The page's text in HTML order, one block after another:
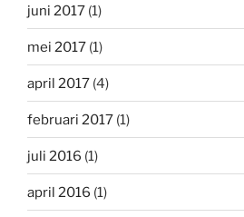
juni 2017 (1)
mei 2017 (1)
april 2017 (4)
februari 2017 (1)
juli 2016 (1)
april 2016 (1)